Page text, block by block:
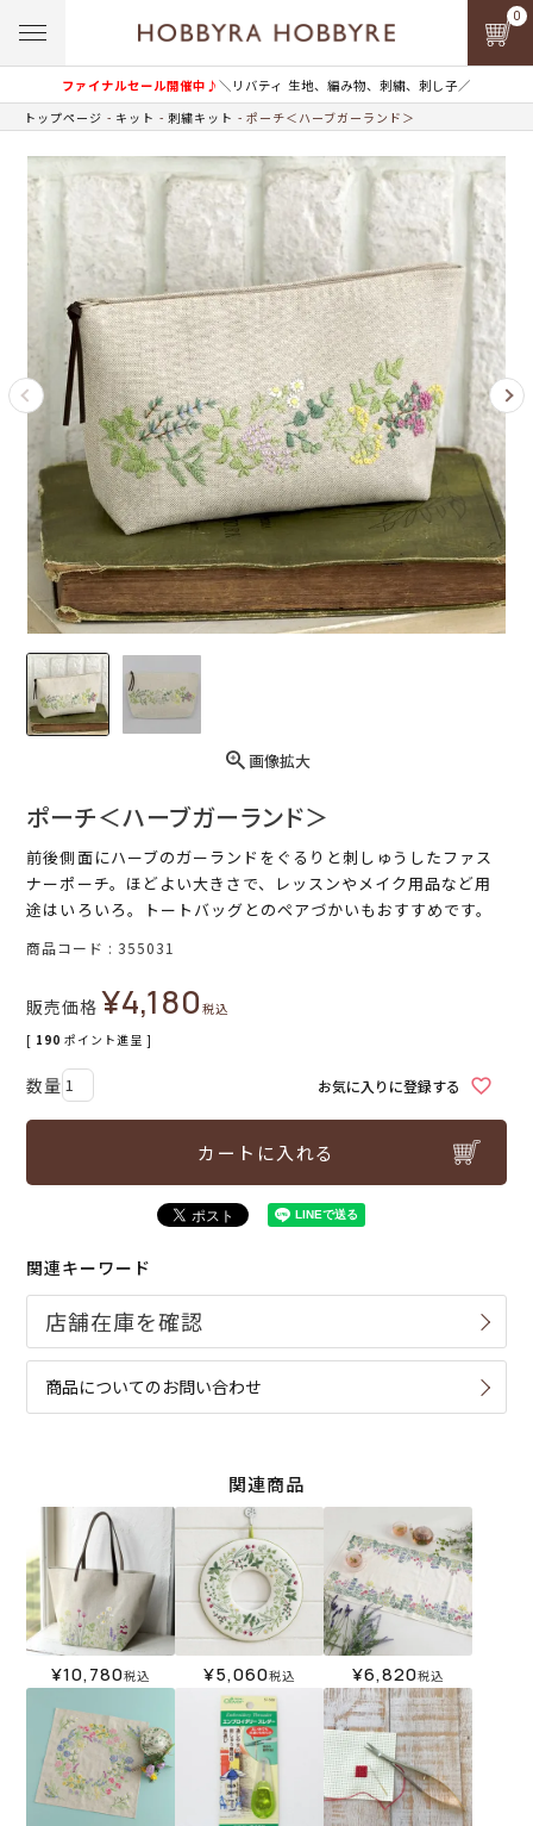
ファイナルセール開催中♪＼リバティ 生地、編み物、刺繍、刺し子／
0
トップページ キット 刺繍キット ポーチ＜ハーブガーランド＞
画像拡大
ポーチ＜ハーブガーランド＞
前後側面にハーブのガーランドをぐるりと刺しゅうしたファス
ナーポーチ。ほどよい大きさで、レッスンやメイク用品など用
途はいろいろ。トートバッグとのペアづかいもおすすめです。
商品コード 355031
販売価格 ¥4,180税込
[ 190 ポイント進呈 ]
お気に入りに登録する
カートに入れる
関連キーワード
商品についてのお問い合わせ
関連商品
¥10,780税込 ¥5,060税込 ¥6,820税込